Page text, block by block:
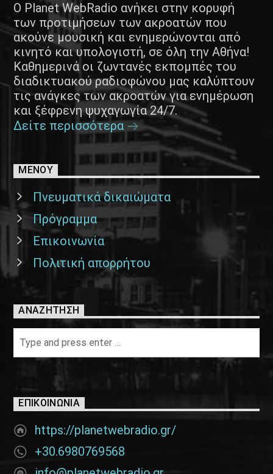
Ο Planet WebRadio ανήκει στην κορυφή
των προτιμήσεων των ακροατών που
ακούνε μουσική και ενημερώνονται από
κινητό και υπολογιστή, σε όλη την Αθήνα!
Καθημερινά οι ζωντανές εκπομπές του
διαδικτυακού ραδιοφώνου μας καλύπτουν
τις ανάγκες των ακροατών για ενημέρωση
και ξέφρενη ψυχαγωγία 24/7.
Δείτε περισσότερα
ΜΕΝΟΥ
Πνευματικά δικαιώματα
Πρόγραμμα
Επικοινωνία
Πολιτική απορρήτου
ΑΝΑΖΉΤΗΣΗ
ΕΠΙΚΟΙΝΩΝΊΑ
https://planetwebradio.gr/
+30.6980769568